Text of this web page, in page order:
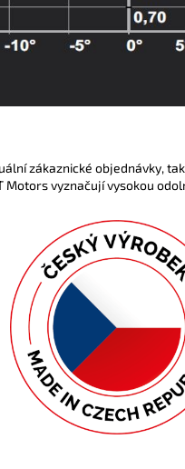
zákaznické objednávky,
vyznačují vysokou